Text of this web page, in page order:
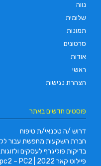
נווה
שלומית
תמונות
סרטונים
אודות
ראשי
הצהרת נגישות
פוסטים חדשים באתר
דרוש /ה טכנאי/ת טיפוח
חברת השקעות מחפשת עבור
בדיקות פוליגרף לעסקים ולזוגות 24/7
פיילוט קאר 2022 | Pilot Car pc2 – PC2